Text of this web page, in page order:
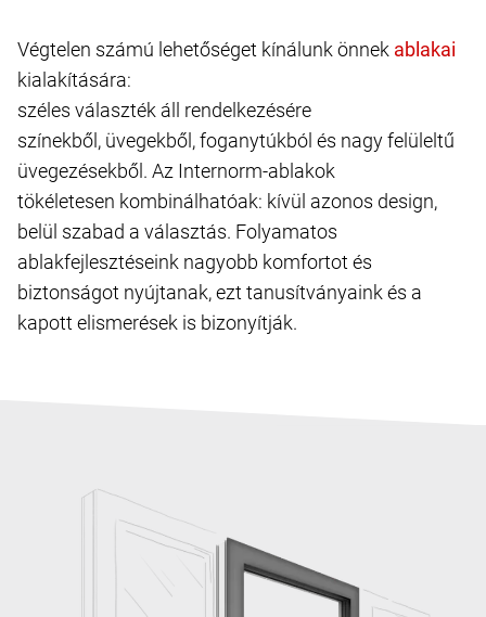
Végtelen számú lehetőséget kínálunk önnek
kialakítására:
széles választék áll rendelkezésére
színekből, üvegekből, foganytúkból és nagy felüleltű
üvegezésekből. Az Internorm-ablakok
tökéletesen kombinálhatóak: kívül azonos design,
belül szabad a választás. Folyamatos
ablakfejlesztéseink nagyobb komfortot és
biztonságot nyújtanak, ezt tanusítványaink és a
kapott elismerések is bizonyítják.